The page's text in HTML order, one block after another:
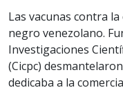
Las vacunas contra
negro venezolano.
Investigaciones
(Cicpc)
dedicaba a la